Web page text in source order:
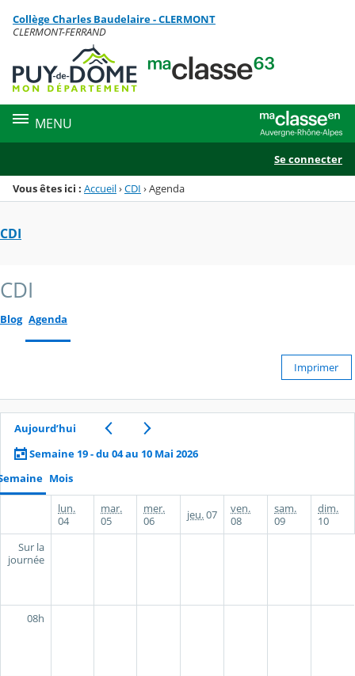
Menu de la rubrique
Contenu
Collège Charles Baudelaire - CLERMONT
CLERMONT-FERRAND
MENU
Se connecter
Vous êtes ici : Accueil›CDI ›Agenda
CDI
CDI
Blog Agenda
Imprimer
Aujourd’hui
Semaine 19 - du 04 au 10 Mai 2026
Mois
lun.
04
mar.
05
mer.
06
jeu.07
ven.
08
sam.
09
dim.
10
Sur la
journée
08h